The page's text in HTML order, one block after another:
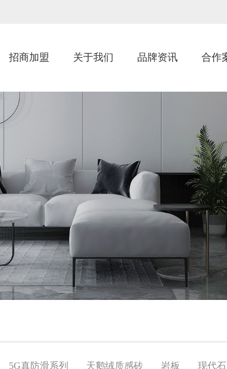
招商加盟 关于我们 品牌资讯 合作
5G真防滑系列 天鹅绒质感砖 岩板 现代